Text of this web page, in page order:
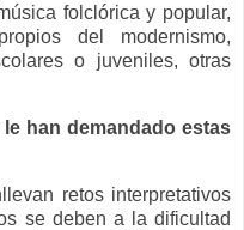
folclórica y popular,
del modernismo,
o juveniles, otras
han demandado estas
retos interpretativos
se deben a la dificultad